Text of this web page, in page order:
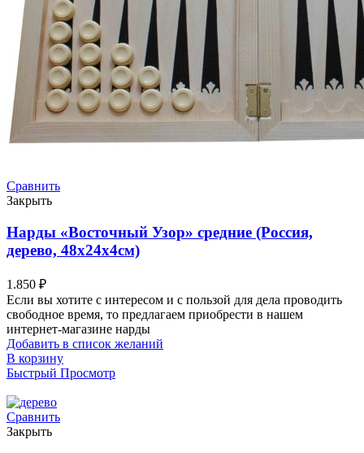
Сравнить
Закрыть
Нарды «Восточный Узор» средние (Россия,
дерево, 48х24х4см)
1.850 ₽
Если вы хотите с интересом и с пользой для дела проводить
свободное время, то предлагаем приобрести в нашем
интернет-магазине нарды
Добавить в список желаний
В корзину
Быстрый Просмотр
Сравнить
Закрыть